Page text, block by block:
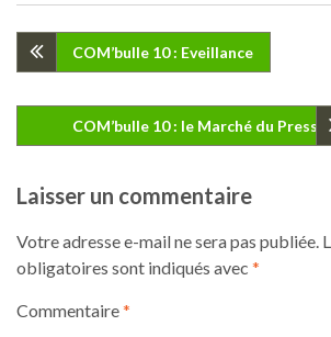
Navigation
de
l’article
COM’bulle 10 : Eveillance
COM’bulle 10 : le Marché du
Laisser un commentaire
Votre adresse e-mail ne sera pas publiée.
obligatoires sont indiqués avec *
Commentaire*